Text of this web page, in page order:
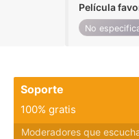
Película
No
Soporte
100% gratis
Moderadores que